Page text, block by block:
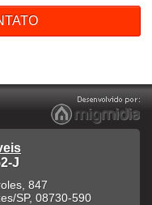
J
847
/SP, 08730-590